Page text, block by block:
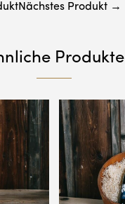
Nächstes Produkt →
Produkte